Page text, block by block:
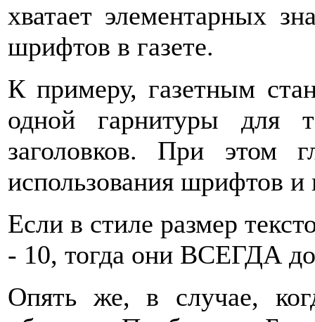
хватает элементарных
шрифтов в газете.
К примеру, газетным
одной гарнитуры для
заголовков. При этом
использования шрифтов и
Если в стиле размер
- 10, тогда они ВСЕГДА
Опять же, в случае,